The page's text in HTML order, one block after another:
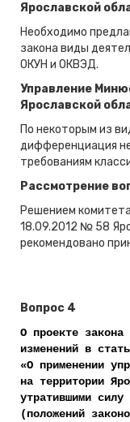
Ярославской
Необходимо
закона виды
ОКУН и ОКВЭД.
Управление
Ярославской
По некоторым из
дифференциация
требованиям
Рассмотрение
Решением
18.09.2012 № 58
рекомендовано
Вопрос 4
О проекте закона
изменений в
«О применении
на территории
утратившими силу
(положений